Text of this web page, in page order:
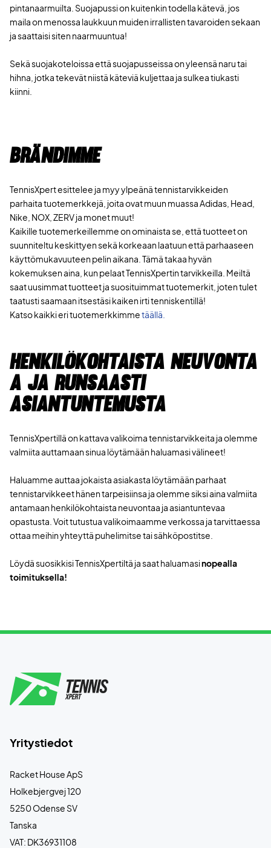
pintanaarmuilta. Suojapussi on kuitenkin todella kätevä, jos
maila on menossa laukkuun muiden irrallisten tavaroiden sekaan
ja saattaisi siten naarmuuntua!
Sekä suojakoteloissa että suojapusseissa on yleensä naru tai
hihna, jotka tekevät niistä käteviä kuljettaa ja sulkea tiukasti
kiinni.
Brändimme
TennisXpert esittelee ja myy ylpeänä tennistarvikkeiden
parhaita tuotemerkkejä, joita ovat muun muassa Adidas, Head,
Nike, NOX, ZERV ja monet muut!
Kaikille tuotemerkeillemme on ominaista se, että tuotteet on
suunniteltu keskittyen sekä korkeaan laatuun että parhaaseen
käyttömukavuuteen pelin aikana. Tämä takaa hyvän
kokemuksen aina, kun pelaat TennisXpertin tarvikkeilla. Meiltä
saat uusimmat tuotteet ja suosituimmat tuotemerkit, joten tulet
taatusti saamaan itsestäsi kaiken irti tenniskentillä!
Katso kaikki eri tuotemerkkimmetäällä.
Henkilökohtaista neuvonta
a ja runsaasti
asiantuntemusta
TennisXpertillä on kattava valikoima tennistarvikkeita ja olemme
valmiita auttamaan sinua löytämään haluamasi välineet!
Haluamme auttaa jokaista asiakasta löytämään parhaat
tennistarvikkeet hänen tarpeisiinsa ja olemme siksi aina valmiita
antamaan henkilökohtaista neuvontaa ja asiantuntevaa
opastusta. Voit tutustua valikoimaamme verkossa ja tarvittaessa
ottaa meihin yhteyttä puhelimitse tai sähköpostitse.
Löydä suosikkisi TennisXpertiltä ja saat haluamasinopealla
toimituksella!
Yritystiedot
Racket House ApS
Holkebjergvej 120
5250 Odense SV
Tanska
VAT: DK36931108